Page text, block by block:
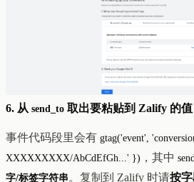
6. 从 send_to 取出要粘贴到 Zalify 的值
事件代码段里会有 gtag('event',
XXXXXXXXX/AbCdEfGh...' }) ，其中
字/标签字符串。复制到 Zalify 时请按